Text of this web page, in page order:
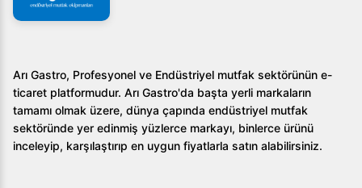
yapılması yeterlidir. Profesyonel bir teknik servis
Hayır, Öztiryakiler 900 Seri tamamen gazlı sistem üzerine
tasarlanmış olup, elektrik ile çalışma özelliği
bulunmamaktadır.
Arı Gastro, Profesyonel ve Endüstriyel mutfak sektörünün e-
ticaret platformudur. Arı Gastro'da başta yerli markaların
tamamı olmak üzere, dünya çapında endüstriyel mutfak
sektöründe yer edinmiş yüzlerce markayı, binlerce ürünü
inceleyip, karşılaştırıp en uygun fiyatlarla satın alabilirsiniz.